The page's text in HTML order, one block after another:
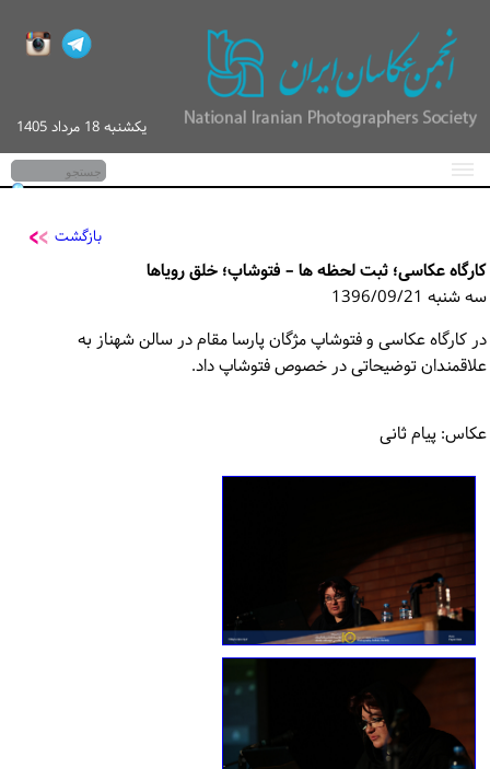
یكشنبه 18 مرداد 1405
صفحه اصلی
گزارش تصویری
پیگیری / ورود
بازگشت
کارگاه عکاسی؛ ثبت لحظه ها – فتوشاپ؛ خلق رویاها
سه شنبه 1396/09/21
در کارگاه عکاسی و فتوشاپ مژگان پارسا مقام در سالن شهناز به
علاقمندان توضیحاتی در خصوص فتوشاپ داد.
عکاس: پیام ثانی